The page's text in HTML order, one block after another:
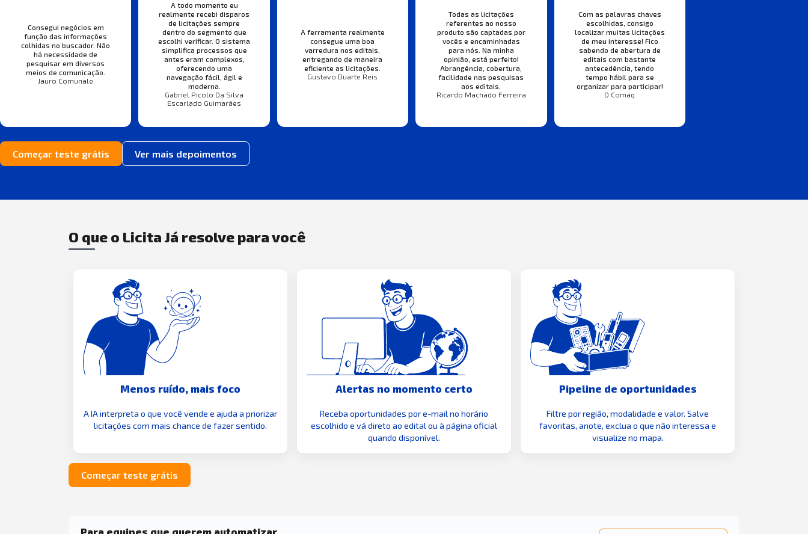
Consegui negócios em
função das informações
colhidas no buscador. Não
há necessidade de
pesquisar em diversos
meios de comunicação.
Jauro Comunale
A todo momento eu
realmente recebi disparos
de licitações sempre
dentro do segmento que
escolhi verificar. O sistema
simplifica processos que
antes eram complexos,
oferecendo uma
navegação fácil, ágil e
moderna.
Gabriel Picolo Da Silva
Escarlado Guimarães
A ferramenta realmente
consegue uma boa
varredura nos editais,
entregando de maneira
eficiente as licitações.
Gustavo Duarte Reis
Todas as licitações
referentes ao nosso
produto são captadas por
vocês e encaminhadas
para nós. Na minha
opinião, está perfeito!
Abrangência, cobertura,
facilidade nas pesquisas
aos editais.
Ricardo Machado Ferreira
Com as palavras chaves
escolhidas, consigo
localizar muitas licitações
de meu interesse! Fico
sabendo de abertura de
editais com bastante
antecedência, tendo
tempo hábil para se
organizar para participar!
D Comaq
Começar teste grátis Ver mais depoimentos
O que o Licita Já resolve para você
Menos ruído, mais foco
A IA interpreta o que você vende e ajuda a priorizar
licitações com mais chance de fazer sentido.
Alertas no momento certo
Receba oportunidades por e-mail no horário
escolhido e vá direto ao edital ou à página oficial
quando disponível.
Pipeline de oportunidades
Filtre por região, modalidade e valor. Salve
favoritas, anote, exclua o que não interessa e
visualize no mapa.
Começar teste grátis